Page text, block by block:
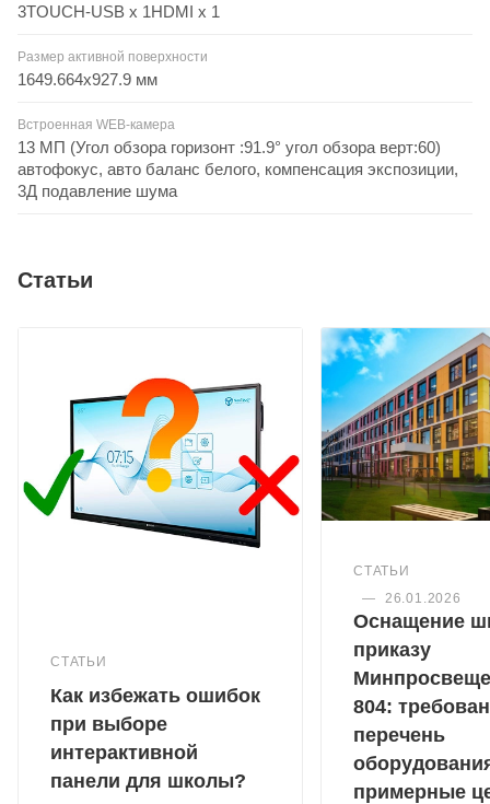
3TOUCH-USB x 1HDMI x 1
Размер активной поверхности
1649.664x927.9 мм
Встроенная WEB-камера
13 МП (Угол обзора горизонт :91.9° угол обзора верт:60)
автофокус, авто баланс белого, компенсация экспозиции,
3Д подавление шума
Статьи
СТАТЬИ
Как избежать ошибок
при выборе
интерактивной
панели для школы?
СТАТЬИ
—
26.01.2026
Оснащение
приказу
804:
перечень
примерные